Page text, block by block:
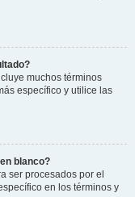
muchos términos
específico y utilice las
blanco?
ser procesados por el
en los términos y